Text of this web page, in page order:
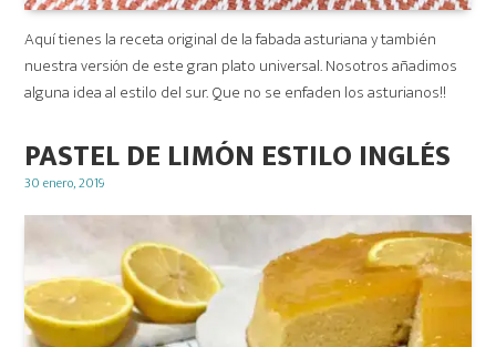
Aquí tienes la receta original de la fabada asturiana y también
nuestra versión de este gran plato universal. Nosotros añadimos
alguna idea al estilo del sur. Que no se enfaden los asturianos!!
PASTEL DE LIMÓN ESTILO INGLÉS
Posted
30 enero, 2019